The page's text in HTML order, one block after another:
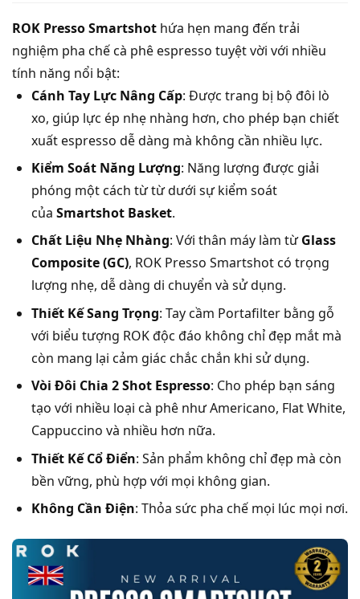
ROK Presso Smartshot hứa hẹn mang đến trải
nghiệm pha chế cà phê espresso tuyệt vời với nhiều
tính năng nổi bật:
Cánh Tay Lực Nâng Cấp: Được trang bị bộ đôi lò
xo, giúp lực ép nhẹ nhàng hơn, cho phép bạn chiết
xuất espresso dễ dàng mà không cần nhiều lực.
Kiểm Soát Năng Lượng: Năng lượng được giải
phóng một cách từ từ dưới sự kiểm soát
của Smartshot Basket.
Chất Liệu Nhẹ Nhàng: Với thân máy làm từGlass
Composite (GC), ROK Presso Smartshot có trọng
lượng nhẹ, dễ dàng di chuyển và sử dụng.
Thiết Kế Sang Trọng: Tay cầm Portafilter bằng gỗ
với biểu tượng ROK độc đáo không chỉ đẹp mắt mà
còn mang lại cảm giác chắc chắn khi sử dụng.
Vòi Đôi Chia 2 Shot Espresso: Cho phép bạn sáng
tạo với nhiều loại cà phê như Americano, Flat White,
Cappuccino và nhiều hơn nữa.
Thiết Kế Cổ Điển: Sản phẩm không chỉ đẹp mà còn
bền vững, phù hợp với mọi không gian.
Không Cần Điện: Thỏa sức pha chế mọi lúc mọi nơi.